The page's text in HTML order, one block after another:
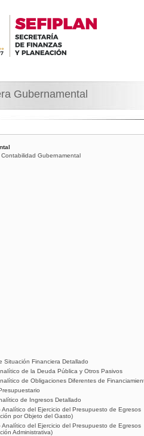
Gubernamental
Gubernamental
Situación Financiera Detallado
de la Deuda Pública y Otros Pasivos
de Obligaciones Diferentes de
de Ingresos Detallado
Analítico del Ejercicio del Presupuesto de Egresos
por Objeto del Gasto)
Analítico del Ejercicio del Presupuesto de Egresos
Administrativa)